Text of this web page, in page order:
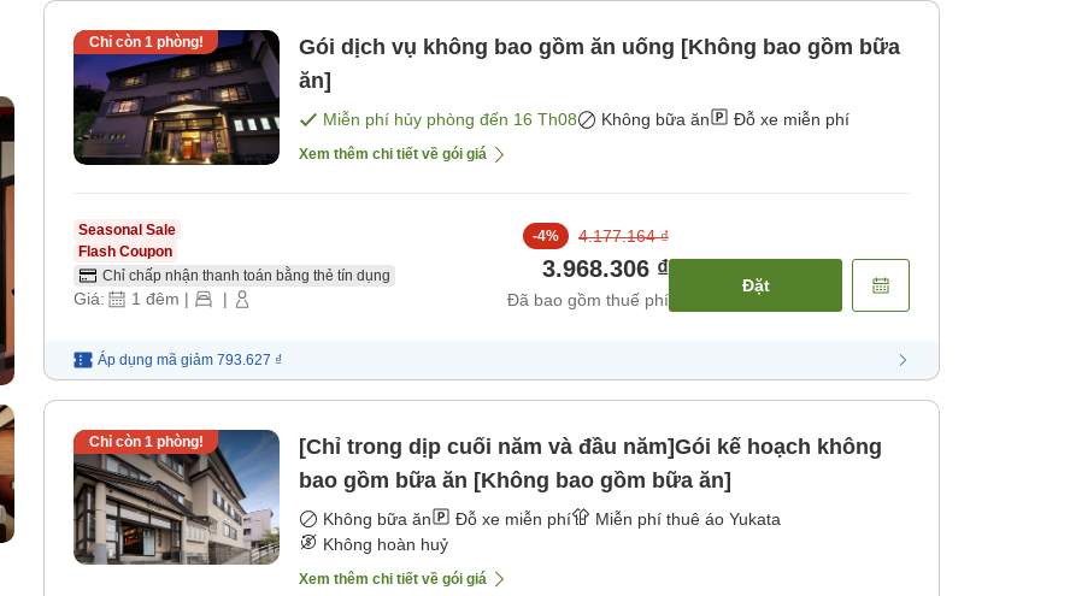
Chỉ còn 1phòng!
Gói dịch vụ không bao gồm ăn uống [Không bao gồm bữa
ăn]
Miễn phí hủy phòng đến 16 Th08 Không bữa ăn Đỗ xe miễn phí
Xem thêm chi tiết về gói giá
Seasonal Sale
Flash Coupon
Chỉ chấp nhận thanh toán bằng thẻ tín dụng
Giá: 1 đêm | |
-4% 4.177.164 ₫
3.968.306 ₫
Đã bao gồm thuế phí
Đặt
Áp dụng mã giảm 793.627 ₫
Chỉ còn 1 phòng!
[Chỉ trong dịp cuối năm và đầu năm]Gói kế hoạch không
bao gồm bữa ăn [Không bao gồm bữa ăn]
Không bữa ăn Đỗ xe miễn phí
Miễn phí thuê áo Yukata
Không hoàn huỷ
Xem thêm chi tiết về gói giá